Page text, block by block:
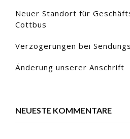
Neuer Standort für
Cottbus
Verzögerungen bei
Änderung unserer Anschrift
NEUESTE KOMMENTARE